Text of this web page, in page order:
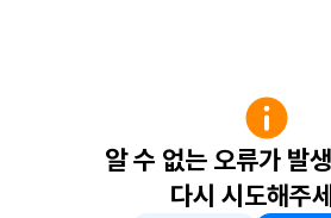
알 수 없는 오류가 발
다시 시도해주